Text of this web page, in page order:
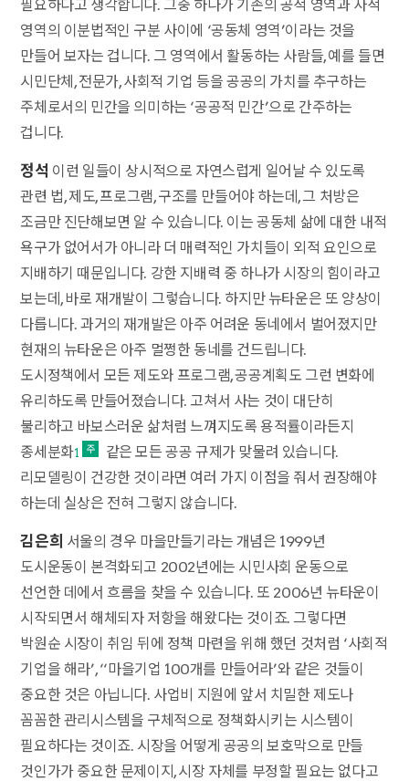
필요하다고 생각합니다. 그중 하나가 기존의 공적 영역과 사적
영역의 이분법적인 구분 사이에 ‘공동체 영역’이라는 것을
만들어 보자는 겁니다. 그 영역에서 활동하는 사람들, 예를 들면
시민단체, 전문가, 사회적 기업 등을 공공의 가치를 추구하는
주체로서의 민간을 의미하는 ‘공공적 민간’으로 간주하는
겁니다.
정석 이런 일들이 상시적으로 자연스럽게 일어날 수 있도록
관련 법, 제도, 프로그램, 구조를 만들어야 하는데, 그 처방은
조금만 진단해보면 알 수 있습니다. 이는 공동체 삶에 대한 내적
욕구가 없어서가 아니라 더 매력적인 가치들이 외적 요인으로
지배하기 때문입니다. 강한 지배력 중 하나가 시장의 힘이라고
보는데, 바로 재개발이 그렇습니다. 하지만 뉴타운은 또 양상이
다릅니다. 과거의 재개발은 아주 어려운 동네에서 벌어졌지만
현재의 뉴타운은 아주 멀쩡한 동네를 건드립니다.
도시정책에서 모든 제도와 프로그램, 공공계획도 그런 변화에
유리하도록 만들어졌습니다. 고쳐서 사는 것이 대단히
불리하고 바보스러운 삶처럼 느껴지도록 용적률이라든지
종세분화1
같은 모든 공공 규제가 맞물려 있습니다.
리모델링이 건강한 것이라면 여러 가지 이점을 줘서 권장해야
하는데 실상은 전혀 그렇지 않습니다.
김은희 서울의 경우 마을만들기라는 개념은 1999년
도시운동이 본격화되고 2002년에는 시민사회 운동으로
선언한 데에서 흐름을 찾을 수 있습니다. 또 2006년 뉴타운이
시작되면서 해체되자 저항을 해왔다는 것이죠. 그렇다면
박원순 시장이 취임 뒤에 정책 마련을 위해 했던 것처럼 ‘사회적
기업을 해라’, ‘‘마을기업 100개를 만들어라’와 같은 것들이
중요한 것은 아닙니다. 사업비 지원에 앞서 치밀한 제도나
꼼꼼한 관리시스템을 구체적으로 정책화시키는 시스템이
필요하다는 것이죠. 시장을 어떻게 공공의 보호막으로 만들
것인가가 중요한 문제이지, 시장 자체를 부정할 필요는 없다고